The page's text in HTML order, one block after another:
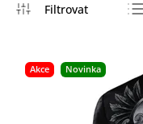
Akce Novinka